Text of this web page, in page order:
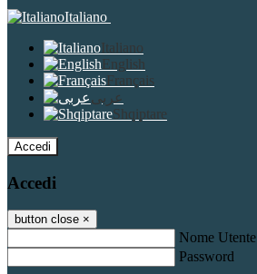
Italiano
Italiano
English
Français
عربى
Shqiptare
Accedi
Accedi
button close ×
Nome Utente
Password